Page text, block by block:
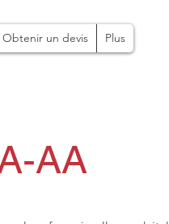
Obtenir un devis Plus
AA